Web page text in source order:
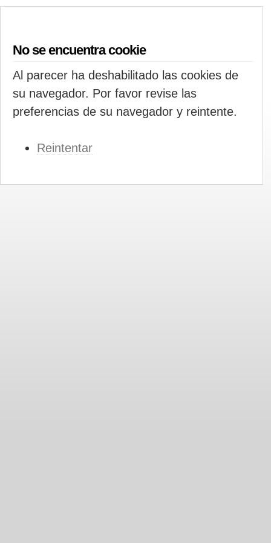
No se encuentra cookie
Al parecer ha deshabilitado las cookies de
su navegador. Por favor revise las
preferencias de su navegador y reintente.
Reintentar